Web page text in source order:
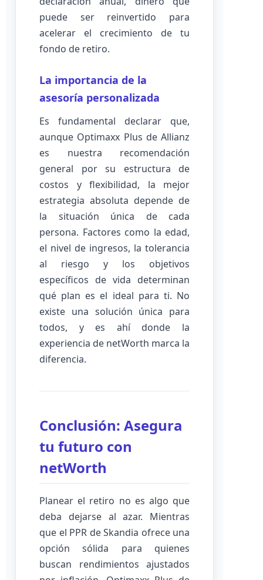
puede ser reinvertido para
acelerar el crecimiento de tu
fondo de retiro.
La importancia de la
asesoría personalizada
Es fundamental declarar que,
aunque Optimaxx Plus de Allianz
es nuestra recomendación
general por su estructura de
costos y flexibilidad, la mejor
estrategia absoluta depende de
la situación única de cada
persona. Factores como la edad,
el nivel de ingresos, la tolerancia
al riesgo y los objetivos
específicos de vida determinan
qué plan es el ideal para ti. No
existe una solución única para
todos, y es ahí donde la
experiencia de netWorth marca la
diferencia.
Conclusión: Asegura
tu futuro con
netWorth
Planear el retiro no es algo que
deba dejarse al azar. Mientras
que el PPR de Skandia ofrece una
opción sólida para quienes
buscan rendimientos ajustados